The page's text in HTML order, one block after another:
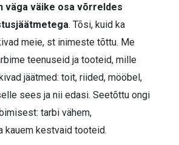
väga väike osa võrreldes
. Tõsi, kuid ka
meie, st inimeste tõttu. Me
teenuseid ja tooteid, mille
jäätmed: toit, riided, mööbel,
sees ja nii edasi. Seetõttu ongi
tarbi vähem,
kauem kestvaid tooteid.